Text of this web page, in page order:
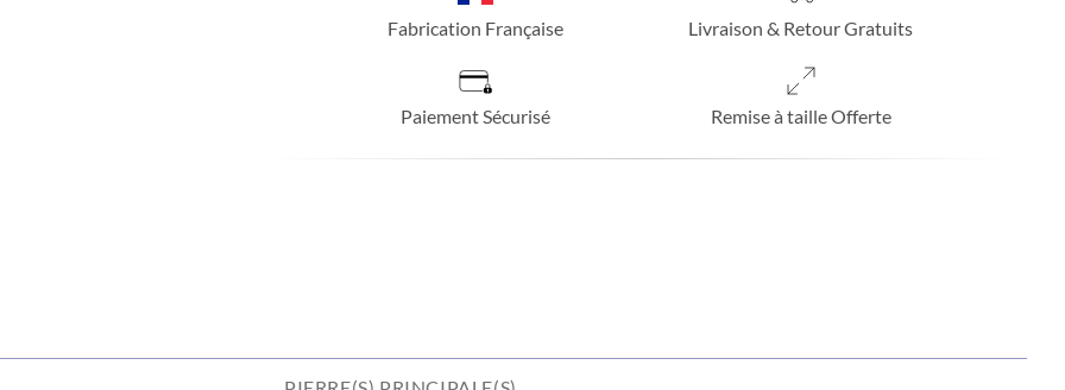
Fabrication Française Livraison & Retour Gratuits
Paiement Sécurisé Remise à taille Offerte